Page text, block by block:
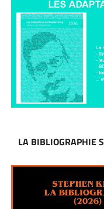
LA BIBLIOGRAPHIE